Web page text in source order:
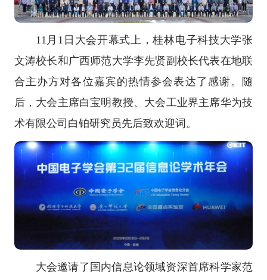
11月1日大会开幕式上，桂林电子科技大学张
文涛校长和广西师范大学李先贤副校长代表在地联
合主办方对各位嘉宾的热情参会表达了感谢。随
后，大会主席白宝明教授、大会工业界主席华为技
术有限公司白铂研究员先后致欢迎词。
大会邀请了国内信息论领域资深首席科学家范